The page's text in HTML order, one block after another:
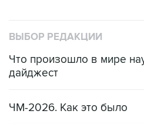
ВЫБОР РЕДАКЦИИ
Что произошло в мире
дайджест
ЧМ-2026. Как это было